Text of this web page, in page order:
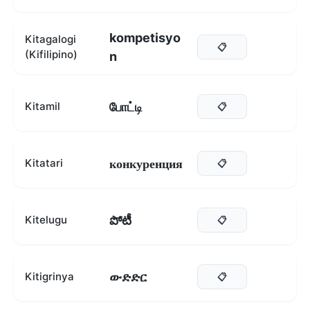
Kitagalogi
(Kifilipino)
kompetisyo
n
📋
Kitamil போட்டி 📋
Kitatari конкуренция 📋
Kitelugu పోటీ 📋
Kitigrinya ውድድር 📋